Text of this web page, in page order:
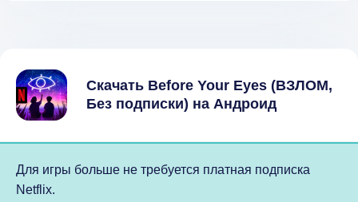
Скачать Before Your Eyes (ВЗЛОМ,
Без подписки) на Андроид
Для игры больше не требуется платная подписка
Netflix.